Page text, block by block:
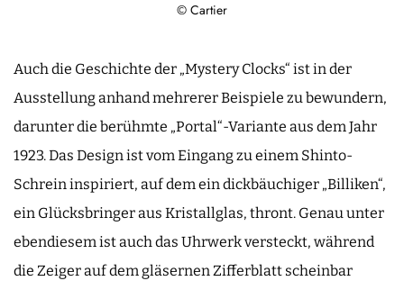
© Cartier
Auch die Geschichte der „Mystery Clocks“ ist in der
Ausstellung anhand mehrerer Beispiele zu bewundern,
darunter die berühmte „Portal“-Variante aus dem Jahr
1923. Das Design ist vom Eingang zu einem Shinto-
Schrein inspiriert, auf dem ein dickbäuchiger „Billiken“,
ein Glücksbringer aus Kristallglas, thront. Genau unter
ebendiesem ist auch das Uhrwerk versteckt, während
die Zeiger auf dem gläsernen Zifferblatt scheinbar